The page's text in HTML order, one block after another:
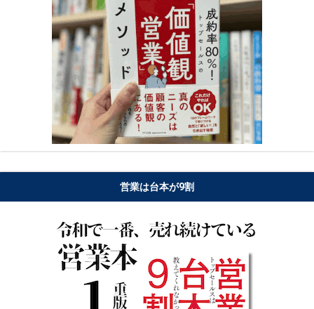
営業は台本が9割